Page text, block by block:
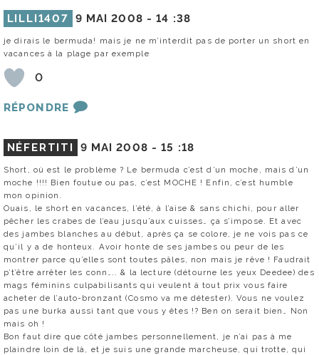
LILLI1407 9 MAI 2008 -14 :38
je dirais le bermuda! mais je ne m’interdit pas de porter un short en
vacances à la plage par exemple
0
RÉPONDRE
NÉFERTITI 9 MAI 2008 -15 :18
Short, où est le problème ? Le bermuda c’est d’un moche, mais d’un
moche !!!! Bien foutue ou pas, c’est MOCHE ! Enfin, c’est humble
mon opinion.
Ouais, le short en vacances, l’été, à l’aise & sans chichi, pour aller
pêcher les crabes de l’eau jusqu’aux cuisses… ça s’impose. Et avec
des jambes blanches au début, après ça se colore, je ne vois pas ce
qu’il y a de honteux. Avoir honte de ses jambes ou peur de les
montrer parce qu’elles sont toutes pâles, non mais je rêve ! Faudrait
p’t’être arrêter les conn….. & la lecture (détourne les yeux Deedee) des
mags féminins culpabilisants qui veulent à tout prix vous faire
acheter de l’auto-bronzant (Cosmo va me détester). Vous ne voulez
pas une burka aussi tant que vous y êtes !? Ben on serait bien… Non
mais oh !
Bon faut dire que côté jambes personnellement, je n’ai pas à me
plaindre loin de là, et je suis une grande marcheuse, qui trotte, qui